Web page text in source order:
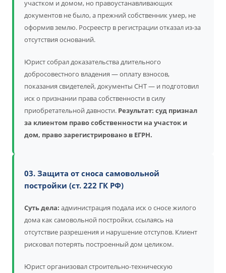
участком и домом, но правоустанавливающих
документов не было, а прежний собственник умер, не
оформив землю. Росреестр в регистрации отказал из-за
отсутствия оснований.
Юрист собрал доказательства длительного
добросовестного владения — оплату взносов,
показания свидетелей, документы СНТ — и подготовил
иск о признании права собственности в силу
приобретательной давности. Результат: суд признал
за клиентом право собственности на участок и
дом, право зарегистрировано в ЕГРН.
03. Защита от сноса самовольной
постройки (ст. 222 ГК РФ)
Суть дела: администрация подала иск о сносе жилого
дома как самовольной постройки, ссылаясь на
отсутствие разрешения и нарушение отступов. Клиент
рисковал потерять построенный дом целиком.
Юрист организовал строительно-техническую